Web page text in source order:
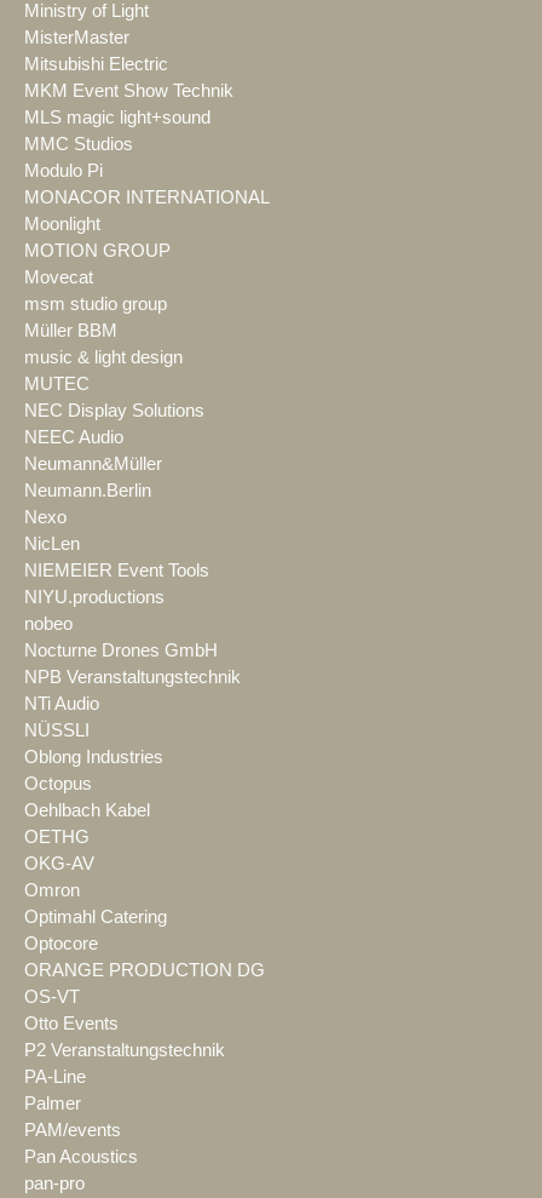
Ministry of Light
MisterMaster
Mitsubishi Electric
MKM Event Show Technik
MLS magic light+sound
MMC Studios
Modulo Pi
MONACOR INTERNATIONAL
Moonlight
MOTION GROUP
Movecat
msm studio group
Müller BBM
music & light design
MUTEC
NEC Display Solutions
NEEC Audio
Neumann&Müller
Neumann.Berlin
Nexo
NicLen
NIEMEIER Event Tools
NIYU.productions
nobeo
Nocturne Drones GmbH
NPB Veranstaltungstechnik
NTi Audio
NÜSSLI
Oblong Industries
Octopus
Oehlbach Kabel
OETHG
OKG-AV
Omron
Optimahl Catering
Optocore
ORANGE PRODUCTION DG
OS-VT
Otto Events
P2 Veranstaltungstechnik
PA-Line
Palmer
PAM/events
Pan Acoustics
pan-pro